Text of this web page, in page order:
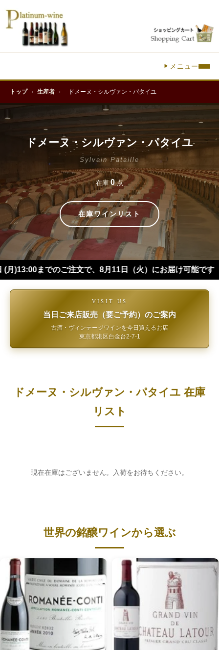
メニュー
トップ › 生産者 › ドメーヌ・シルヴァン・パタイユ
ドメーヌ・シルヴァン・パタイユ
Sylvain Pataille
在庫0点
在庫ワインリスト
注文で、8月11日（火）にお届け可能です（※四国・中
VISIT US
当日ご来店販売（要ご予約）のご案内
古酒・ヴィンテージワインを今日買えるお店
東京都港区白金台2-7-1
ドメーヌ・シルヴァン・パタイユ 在庫
リスト
現在在庫はございません。入荷をお待ちください。
世界の銘醸ワインから選ぶ